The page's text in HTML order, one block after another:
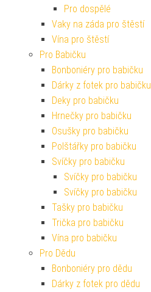
Pro dospělé
Vaky na záda pro štěstí
Vína pro štěstí
Pro Babičku
Bonboniéry pro babičku
Dárky z fotek pro babičku
Deky pro babičku
Hrnečky pro babičku
Osušky pro babičku
Polštářky pro babičku
Svíčky pro babičku
Svíčky pro babičku
Svíčky pro babičku
Tašky pro babičku
Trička pro babičku
Vína pro babičku
Pro Dědu
Bonboniéry pro dědu
Dárky z fotek pro dědu